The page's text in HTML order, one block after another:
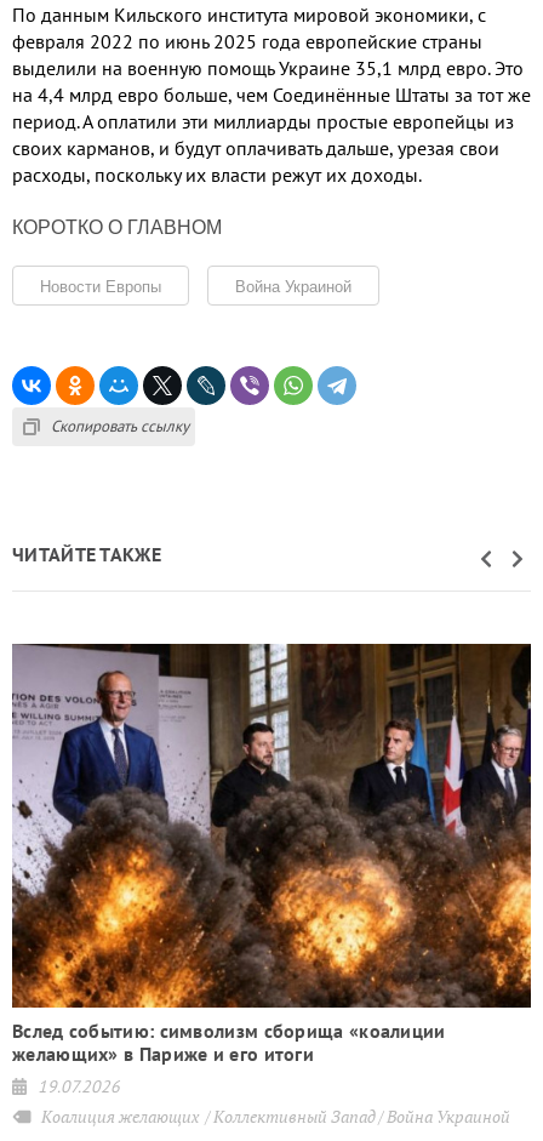
По данным Кильского института мировой экономики, с
февраля 2022 по июнь 2025 года европейские страны
выделили на военную помощь Украине 35,1 млрд евро. Это
на 4,4 млрд евро больше, чем Соединённые Штаты за тот же
период. А оплатили эти миллиарды простые европейцы из
своих карманов, и будут оплачивать дальше, урезая свои
расходы, поскольку их власти режут их доходы.
КОРОТКО О ГЛАВНОМ
Новости Европы Война Украиной
Скопировать ссылку
ЧИТАЙТЕ ТАКЖЕ
Вслед событию: символизм сборища «коалиции
желающих» в Париже и его итоги
19.07.2026
Коалиция желающих Коллективный Запад Война Украиной